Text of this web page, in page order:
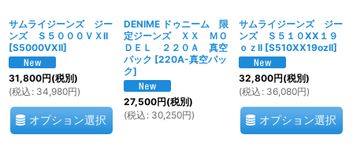
サムライジーンズ ジー
ンズ Ｓ５０００ＶＸII
[S5000VXII]
31,800円(税別)
(税込 : 34,980円)
オプション選択
DENIME ドゥニーム 限
定ジーンズ ＸＸ ＭＯ
ＤＥＬ ２２０Ａ 真空
パック [220A-真空パッ
ク]
27,500円(税別)
(税込 : 30,250円)
サムライジーンズ ジー
ンズ Ｓ５１０XX１９
ｏｚII [S510XX19ozII]
32,800円(税別)
(税込 : 36,080円)
オプション選択